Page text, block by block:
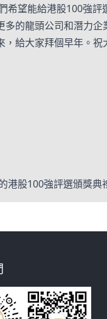
希望能給港股100強
多的龍頭公司和潛力
給大家拜個早年。
港股100強評選頒獎典